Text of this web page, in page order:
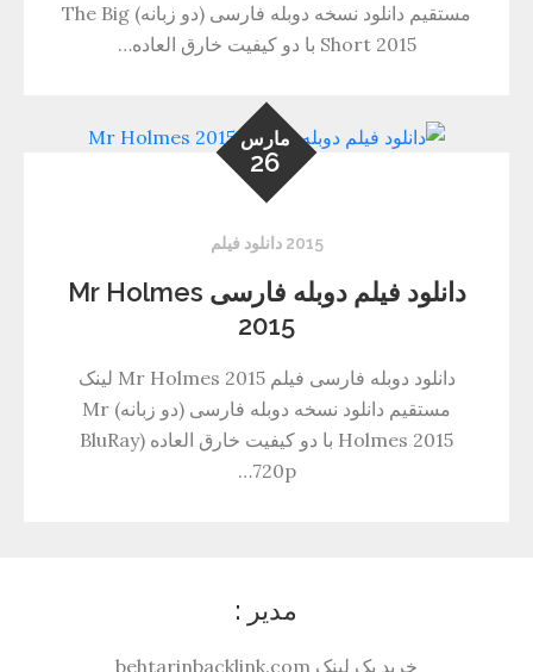
مستقیم دانلود نسخه دوبله فارسی (دو زبانه) The Big
Short 2015 با دو کیفیت خارق العاده…
مارس
26
2015 دانلود فیلم
دانلود فیلم دوبله فارسی Mr Holmes
2015
دانلود دوبله فارسی فیلم Mr Holmes 2015 لینک
مستقیم دانلود نسخه دوبله فارسی (دو زبانه) Mr
Holmes 2015 با دو کیفیت خارق العاده (BluRay
720p…
مدیر :
خرید بک لینک behtarinbacklink.com